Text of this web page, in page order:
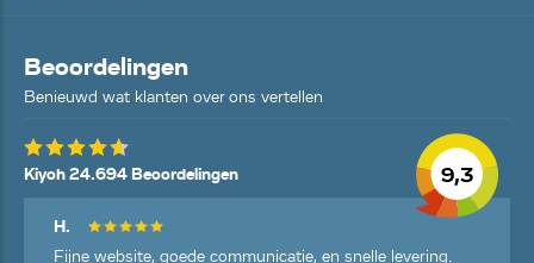
Beoordelingen
Benieuwd wat klanten over ons vertellen
9,3
Kiyoh 24.694 Beoordelingen
H.
Fijne website, goede communicatie, en snelle levering.